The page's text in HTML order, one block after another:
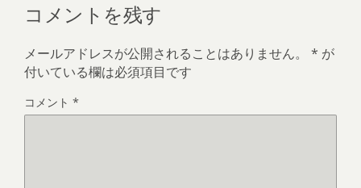
コメントを残す
メールアドレスが公開されることはありません。 * が
付いている欄は必須項目です
コメント *